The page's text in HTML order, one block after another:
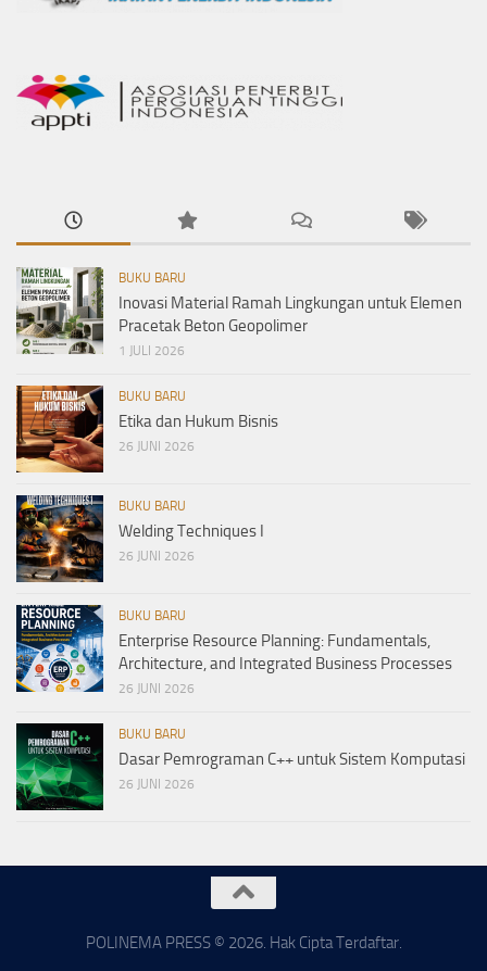
BUKU BARU
Inovasi Material Ramah Lingkungan untuk Elemen
Pracetak Beton Geopolimer
1 JULI 2026
BUKU BARU
Etika dan Hukum Bisnis
26 JUNI 2026
BUKU BARU
Welding Techniques I
26 JUNI 2026
BUKU BARU
Enterprise Resource Planning: Fundamentals,
Architecture, and Integrated Business Processes
26 JUNI 2026
BUKU BARU
Dasar Pemrograman C++ untuk Sistem Komputasi
26 JUNI 2026
POLINEMA PRESS © 2026. Hak Cipta Terdaftar.